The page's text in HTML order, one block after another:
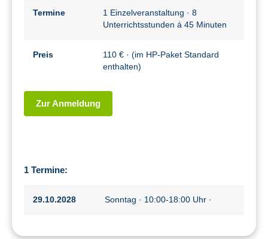
Termine
1 Einzelveranstaltung · 8
Unterrichtsstunden á 45 Minuten
Preis
110 € · (im HP-Paket Standard
enthalten)
Zur Anmeldung
1 Termine:
29.10.2028 Sonntag · 10:00-18:00 Uhr ·